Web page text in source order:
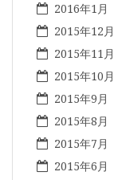
2016年1月
2015年12月
2015年11月
2015年10月
2015年9月
2015年8月
2015年7月
2015年6月